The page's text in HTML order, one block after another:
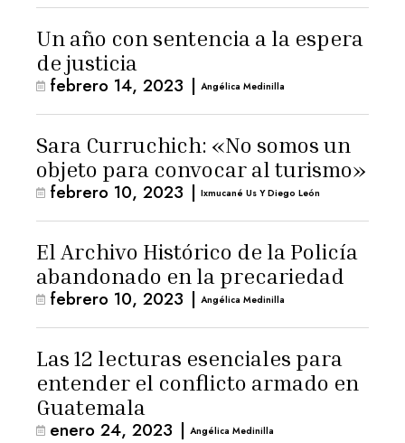
Un año con sentencia a la espera
de justicia
febrero 14, 2023 | Angélica Medinilla
Sara Curruchich: «No somos un
objeto para convocar al turismo»
febrero 10, 2023 | Ixmucané Us Y Diego León
El Archivo Histórico de la Policía
abandonado en la precariedad
febrero 10, 2023 | Angélica Medinilla
Las 12 lecturas esenciales para
entender el conflicto armado en
Guatemala
enero 24, 2023 | Angélica Medinilla